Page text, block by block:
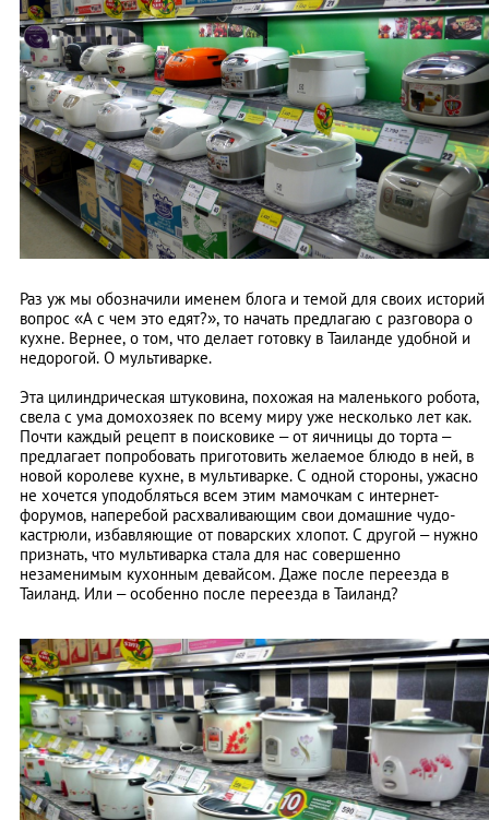
Раз уж мы обозначили именем блога и темой для своих историй
вопрос «А с чем это едят?», то начать предлагаю с разговора о
кухне. Вернее, о том, что делает готовку в Таиланде удобной и
недорогой. О мультиварке.
Эта цилиндрическая штуковина, похожая на маленького робота,
свела с ума домохозяек по всему миру уже несколько лет как.
Почти каждый рецепт в поисковике – от яичницы до торта –
предлагает попробовать приготовить желаемое блюдо в ней, в
новой королеве кухне, в мультиварке. С одной стороны, ужасно
не хочется уподобляться всем этим мамочкам с интернет-
форумов, наперебой расхваливающим свои домашние чудо-
кастрюли, избавляющие от поварских хлопот. С другой – нужно
признать, что мультиварка стала для нас совершенно
незаменимым кухонным девайсом. Даже после переезда в
Таиланд. Или – особенно после переезда в Таиланд?